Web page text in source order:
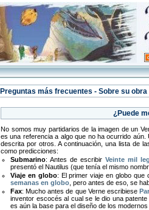
Preguntas más frecuentes - Sobre su obra
¿Puede
No somos muy partidarios de la imagen de un
es una referencia a algo que no ha ocurrido
descrita por otros. A continuación, una lista de
como predicciones:
Submarino: Antes de escribirVeinte mil
presentó el Nautilus (que tenía el mismo
Viaje en globo: El primer viaje en globo
semanas en globo , pero antes de eso, se
Fax: Mucho antes de que Verne escribiese
inventor escocés al cual se le dio una
es aún la base para el diseño de los